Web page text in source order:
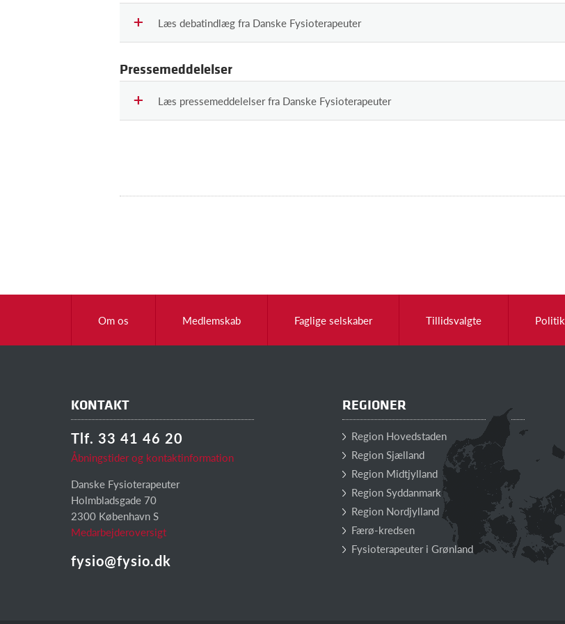
Læs debatindlæg fra Danske Fysioterapeuter
Pressemeddelelser
Læs pressemeddelelser fra Danske Fysioterapeuter
Om os Medlemskab Faglige selskaber Tillidsvalgte Politik
KONTAKT
Tlf. 33 41 46 20
Åbningstider og kontaktinformation
Danske Fysioterapeuter
Holmbladsgade 70
2300 København S
Medarbejderoversigt
fysio@fysio.dk
REGIONER
Region Hovedstaden
Region Sjælland
Region Midtjylland
Region Syddanmark
Region Nordjylland
Færø-kredsen
Fysioterapeuter i Grønland